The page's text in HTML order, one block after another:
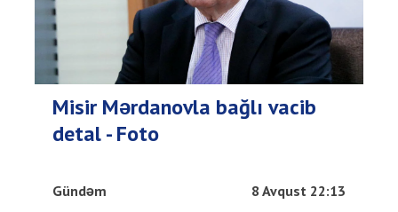
Misir Mərdanovla bağlı vacib
detal - Foto
Gündəm 8 Avqust 22:13